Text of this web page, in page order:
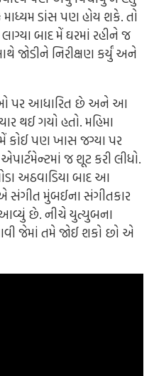
ડાંસ પણ હોય શકે. તો
લાગ્યા બાદ મેં ઘરમાં રહીને જ
જોડીને નિરીક્ષણ કર્યું અને
પર આધારિત છે અને આ
થઈ ગયો હતો. મહિમા
પણ ખાસ જગ્યા પર
જ શૂટ કરી લીધો.
અઠવાડિયા બાદ આ
મુંબઈના સંગીતકાર
આવ્યું છે. નીચે યુત્યુબના
જેમાં તમે જોઈ શકો છો એ